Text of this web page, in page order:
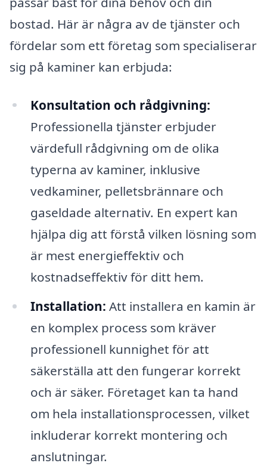
bostad. Här är några av de tjänster och
fördelar som ett företag som specialiserar
sig på kaminer kan erbjuda:
Konsultation och rådgivning:
Professionella tjänster erbjuder
värdefull rådgivning om de olika
typerna av kaminer, inklusive
vedkaminer, pelletsbrännare och
gaseldade alternativ. En expert kan
hjälpa dig att förstå vilken lösning som
är mest energieffektiv och
kostnadseffektiv för ditt hem.
Installation: Att installera en kamin är
en komplex process som kräver
professionell kunnighet för att
säkerställa att den fungerar korrekt
och är säker. Företaget kan ta hand
om hela installationsprocessen, vilket
inkluderar korrekt montering och
anslutningar.